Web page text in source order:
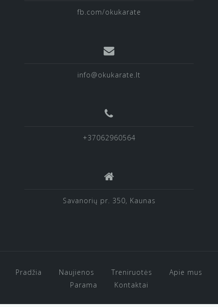
fb.com/okukarate
info@okukarate.lt
+37062960564
Savanorių pr. 350, Kaunas
Pradžia Naujienos Treniruotės
Apie mus
Parama
Kontaktai